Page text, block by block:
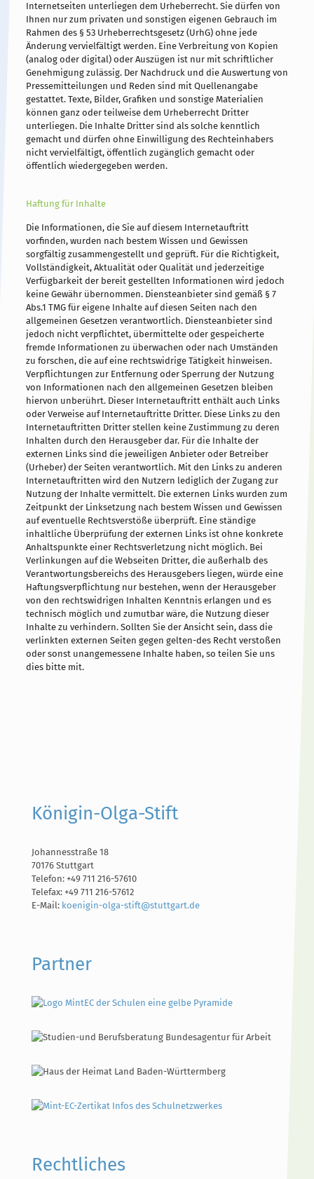
Internetseiten unterliegen dem Urheberrecht. Sie dürfen von
Ihnen nur zum privaten und sonstigen eigenen Gebrauch im
Rahmen des § 53 Urheberrechtsgesetz (UrhG) ohne jede
Änderung vervielfältigt werden. Eine Verbreitung von Kopien
(analog oder digital) oder Auszügen ist nur mit schriftlicher
Genehmigung zulässig. Der Nachdruck und die Auswertung von
Pressemitteilungen und Reden sind mit Quellenangabe
gestattet. Texte, Bilder, Grafiken und sonstige Materialien
können ganz oder teilweise dem Urheberrecht Dritter
unterliegen. Die Inhalte Dritter sind als solche kenntlich
gemacht und dürfen ohne Einwilligung des Rechteinhabers
nicht vervielfältigt, öffentlich zugänglich gemacht oder
öffentlich wiedergegeben werden.
Haftung für Inhalte
Die Informationen, die Sie auf diesem Internetauftritt
vorfinden, wurden nach bestem Wissen und Gewissen
sorgfältig zusammengestellt und geprüft. Für die Richtigkeit,
Vollständigkeit, Aktualität oder Qualität und jederzeitige
Verfügbarkeit der bereit gestellten Informationen wird jedoch
keine Gewähr übernommen. Diensteanbieter sind gemäß § 7
Abs.1 TMG für eigene Inhalte auf diesen Seiten nach den
allgemeinen Gesetzen verantwortlich. Diensteanbieter sind
jedoch nicht verpflichtet, übermittelte oder gespeicherte
fremde Informationen zu überwachen oder nach Umständen
zu forschen, die auf eine rechtswidrige Tätigkeit hinweisen.
Verpflichtungen zur Entfernung oder Sperrung der Nutzung
von Informationen nach den allgemeinen Gesetzen bleiben
hiervon unberührt. Dieser Internetauftritt enthält auch Links
oder Verweise auf Internetauftritte Dritter. Diese Links zu den
Internetauftritten Dritter stellen keine Zustimmung zu deren
Inhalten durch den Herausgeber dar. Für die Inhalte der
externen Links sind die jeweiligen Anbieter oder Betreiber
(Urheber) der Seiten verantwortlich. Mit den Links zu anderen
Internetauftritten wird den Nutzern lediglich der Zugang zur
Nutzung der Inhalte vermittelt. Die externen Links wurden zum
Zeitpunkt der Linksetzung nach bestem Wissen und Gewissen
auf eventuelle Rechtsverstöße überprüft. Eine ständige
inhaltliche Überprüfung der externen Links ist ohne konkrete
Anhaltspunkte einer Rechtsverletzung nicht möglich. Bei
Verlinkungen auf die Webseiten Dritter, die außerhalb des
Verantwortungsbereichs des Herausgebers liegen, würde eine
Haftungsverpflichtung nur bestehen, wenn der Herausgeber
von den rechtswidrigen Inhalten Kenntnis erlangen und es
technisch möglich und zumutbar wäre, die Nutzung dieser
Inhalte zu verhindern. Sollten Sie der Ansicht sein, dass die
verlinkten externen Seiten gegen gelten-des Recht verstoßen
oder sonst unangemessene Inhalte haben, so teilen Sie uns
dies bitte mit.
Königin-Olga-Stift
Johannesstraße 18
70176 Stuttgart
Telefon: +49 711 216-57610
Telefax: +49 711 216-57612
E-Mail: koenigin-olga-stift@stuttgart.de
Partner
Rechtliches